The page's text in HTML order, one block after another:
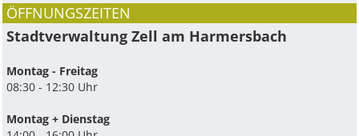
ÖFFNUNGSZEITEN
Stadtverwaltung Zell am Harmersbach
Montag - Freitag
08:30 - 12:30 Uhr
Montag + Dienstag